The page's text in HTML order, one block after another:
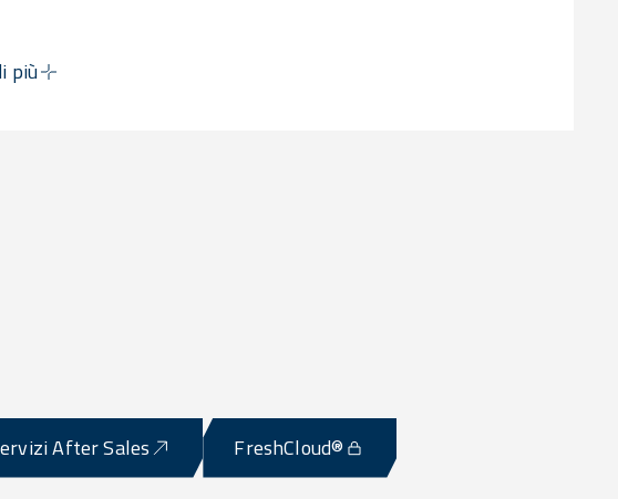
più
After Sales FreshCloud®